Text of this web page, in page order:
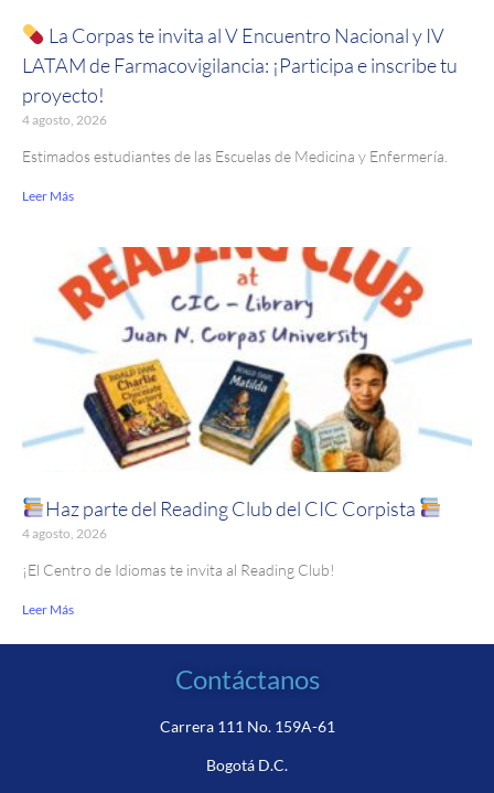
La Corpas te invita al V Encuentro Nacional y IV
LATAM de Farmacovigilancia: ¡Participa e inscribe tu
proyecto!
4 agosto, 2026
Estimados estudiantes de las Escuelas de Medicina y Enfermería.
Leer Más
Haz parte del Reading Club del CIC Corpista
4 agosto, 2026
¡El Centro de Idiomas te invita al Reading Club!
Leer Más
Contáctanos
Carrera 111 No. 159A-61
Bogotá D.C.